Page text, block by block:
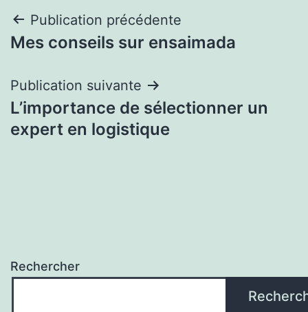
Navigation
de
l’article
Publication précédente
Mes conseils sur ensaimada
Publication suivante
L’importance de sélectionner un
expert en logistique
Rechercher